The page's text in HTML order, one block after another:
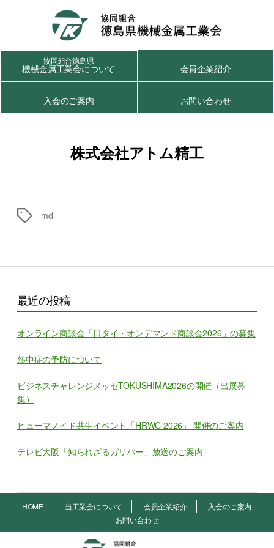
協同組合徳島県
機械金属工業会について 会員企業紹介
入会のご案内 お問い合わせ
株式会社アトム精工
タ
md
最近の投稿
オンライン商談会「日タイ・オンデマンド商談会2026」の募集
熱中症の予防について
ビジネスチャレンジメッセTOKUSHIMA2026の開催（出展募
集）
ヒューマノイド共生イベント「HRWC 2026」 開催のご案内
テレビ大阪「知られざるガリバー」放送のご案内
HOME 当工業会について 会員企業紹介
入会のご案内
お問い合わせ